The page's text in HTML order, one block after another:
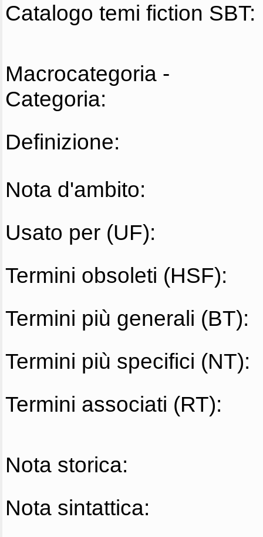
Catalogo temi fiction SBT:
Macrocategoria -
Categoria:
Definizione:
Nota d'ambito:
Usato per (UF):
Termini obsoleti (HSF):
Termini più generali (BT):
Termini più specifici (NT):
Termini associati (RT):
Nota storica:
Nota sintattica: